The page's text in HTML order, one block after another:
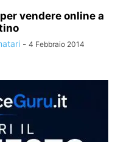
vendere online a
- 4 Febbraio 2014